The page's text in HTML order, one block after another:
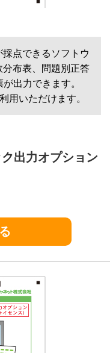
点できるソフトウ
布表、問題別正答
出力できます。
用いただけます。
出力オプション